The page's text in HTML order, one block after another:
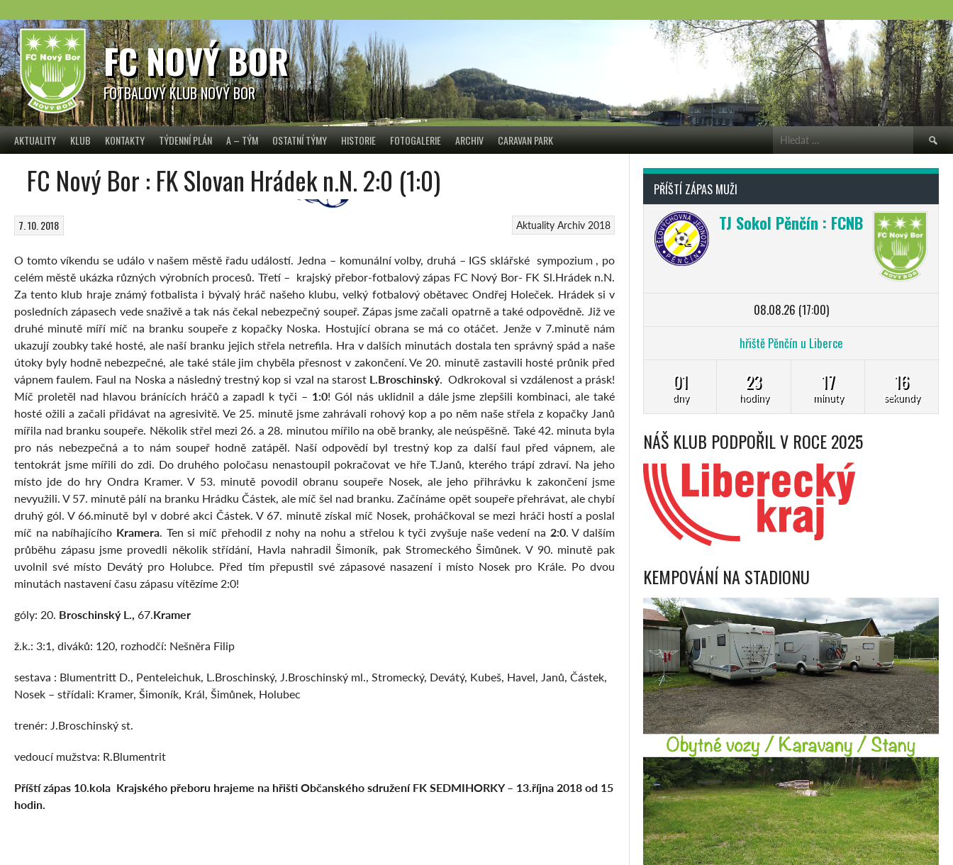
to
content
FC NOVÝ BOR
FOTBALOVÝ KLUB NOVÝ BOR
AKTUALITY KLUB KONTAKTY TÝDENNÍ PLÁN A – TÝM OSTATNÍ TÝMY HISTORIE FOTOGALERIE ARCHIV CARAVAN PARK
FC Nový Bor : FK Slovan Hrádek n.N. 2:0 (1:0)
Aktuality Archiv 2018
7. 10. 2018
O tomto víkendu se událo v našem městě řadu událostí. Jedna – komunální volby, druhá – IGS sklářské sympozium , po
celém městě ukázka různých výrobních procesů. Třetí – krajský přebor-fotbalový zápas FC Nový Bor- FK Sl.Hrádek n.N.
Za tento klub hraje známý fotbalista i bývalý hráč našeho klubu, velký fotbalový obětavec Ondřej Holeček. Hrádek si v
posledních zápasech vede snaživě a tak nás čekal nebezpečný soupeř. Zápas jsme začali opatrně a také odpovědně. Již ve
druhé minutě míří míč na branku soupeře z kopačky Noska. Hostující obrana se má co otáčet. Jenže v 7.minutě nám
ukazují zoubky také hosté, ale naší branku jejich střela netrefila. Hra v dalších minutách dostala ten správný spád a naše
útoky byly hodně nebezpečné, ale také stále jim chyběla přesnost v zakončení. Ve 20. minutě zastavili hosté průnik před
vápnem faulem. Faul na Noska a následný trestný kop si vzal na starost L.Broschinský. Odkrokoval si vzdálenost a prásk!
Míč proletěl nad hlavou bránících hráčů a zapadl k tyči – 1:0! Gól nás uklidnil a dále jsme zlepšili kombinaci, ale také
hosté ožili a začali přidávat na agresivitě. Ve 25. minutě jsme zahrávali rohový kop a po něm naše střela z kopačky Janů
mířila nad branku soupeře. Několik střel mezi 26. a 28. minutou mířilo na obě branky, ale neúspěšně. Také 42. minuta byla
pro nás nebezpečná a to nám soupeř hodně zatápěl. Naší odpovědí byl trestný kop za další faul před vápnem, ale
tentokrát jsme mířili do zdi. Do druhého poločasu nenastoupil pokračovat ve hře T.Janů, kterého trápí zdraví. Na jeho
místo jde do hry Ondra Kramer. V 53. minutě povodil obranu soupeře Nosek, ale jeho přihrávku k zakončení jsme
nevyužili. V 57. minutě pálí na branku Hrádku Částek, ale míč šel nad branku. Začínáme opět soupeře přehrávat, ale chybí
druhý gól. V 66.minutě byl v dobré akci Částek. V 67. minutě získal míč Nosek, proháčkoval se mezi hráči hostí a poslal
míč na nabíhajícího Kramera . Ten si míč přehodil z nohy na nohu a střelou k tyči zvyšuje naše vedení na 2:0. V dalším
průběhu zápasu jsme provedli několik střídání, Havla nahradil Šimoník, pak Stromeckého Šimůnek. V 90. minutě pak
uvolnil své místo Devátý pro Holubce. Před tím přepustil své zápasové nasazení i místo Nosek pro Krále. Po dvou
minutách nastavení času zápasu vítězíme 2:0!
góly: 20. Broschinský L., 67. Kramer
ž.k.: 3:1, diváků: 120, rozhodčí: Nešněra Filip
sestava : Blumentritt D., Penteleichuk, L.Broschinský, J.Broschinský ml., Stromecký, Devátý, Kubeš, Havel, Janů, Částek,
Nosek – střídali: Kramer, Šimoník, Král, Šimůnek, Holubec
trenér: J.Broschinský st.
vedoucí mužstva: R.Blumentrit
Příští zápas 10.kola Krajského přeboru hrajeme na hřišti Občanského sdružení FK SEDMIHORKY – 13.října 2018 od 15
hodin.
PŘÍŠTÍ ZÁPAS MUŽI
TJ Sokol Pěnčín : FCNB
08.08.26 (17:00)
hřiště Pěnčín u Liberce
01
dny
23
hodiny
17
minuty
14
sekundy
NÁŠ KLUB PODPOŘIL V ROCE 2025
KEMPOVÁNÍ NA STADIONU